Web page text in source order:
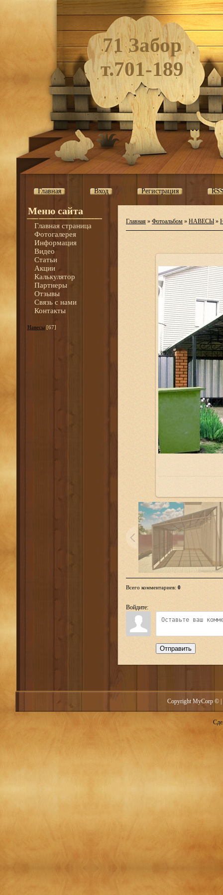
71 Забор
т.701-189
Главная Вход Регистрация
Меню сайта
Главная страница
Фотогалерея
Информация
Видео
Статьи
Акции
Калькулятор
Партнеры
Отзывы
Связь с нами
Контакты
Навесы [67]
Главная » Фотоальбом » НАВЕСЫ »
Всего комментариев: 0
Войдите:
Отправить
Copyright MyCorp © |